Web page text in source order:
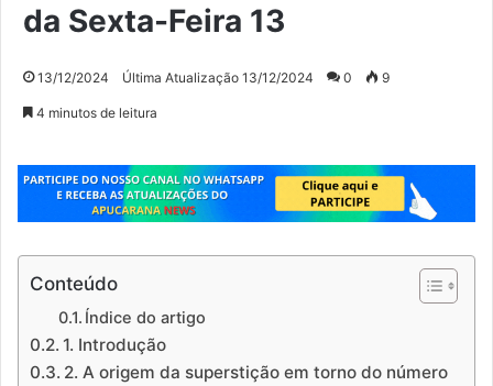
da Sexta-Feira 13
13/12/2024 Última Atualização 13/12/2024 0 9
4 minutos de leitura
Conteúdo
Índice do artigo
1. Introdução
2. A origem da superstição em torno do número